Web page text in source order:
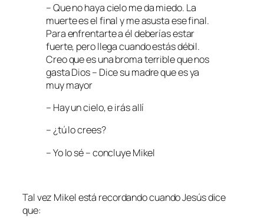
– Que no haya cielo me da miedo. La
muerte es el final y me asusta ese final.
Para enfrentarte a él deberías estar
fuerte, pero llega cuando estás débil.
Creo que es una broma terrible que nos
gasta Dios – Dice su madre que es ya
muy mayor
– Hay un cielo, e irás allí
– ¿tú lo crees?
– Yo lo sé – concluye Mikel
Tal vez Mikel está recordando cuando Jesús dice
que: